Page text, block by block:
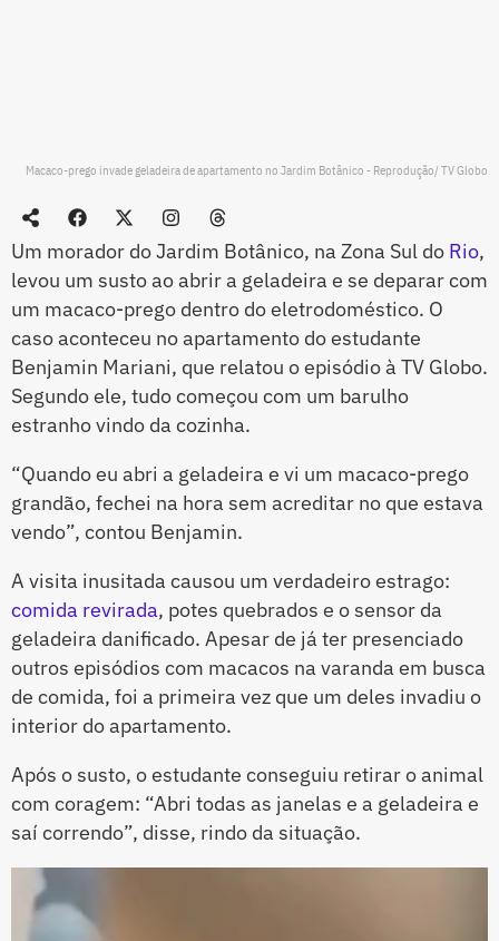
Macaco-prego invade geladeira de apartamento no Jardim Botânico - Reprodução/ TV Globo
Um morador do Jardim Botânico, na Zona Sul do Rio,
levou um susto ao abrir a geladeira e se deparar com
um macaco-prego dentro do eletrodoméstico. O
caso aconteceu no apartamento do estudante
Benjamin Mariani, que relatou o episódio à TV Globo.
Segundo ele, tudo começou com um barulho
estranho vindo da cozinha.
“Quando eu abri a geladeira e vi um macaco-prego
grandão, fechei na hora sem acreditar no que estava
vendo”, contou Benjamin.
A visita inusitada causou um verdadeiro estrago:
comida revirada, potes quebrados e o sensor da
geladeira danificado. Apesar de já ter presenciado
outros episódios com macacos na varanda em busca
de comida, foi a primeira vez que um deles invadiu o
interior do apartamento.
Após o susto, o estudante conseguiu retirar o animal
com coragem: “Abri todas as janelas e a geladeira e
saí correndo”, disse, rindo da situação.